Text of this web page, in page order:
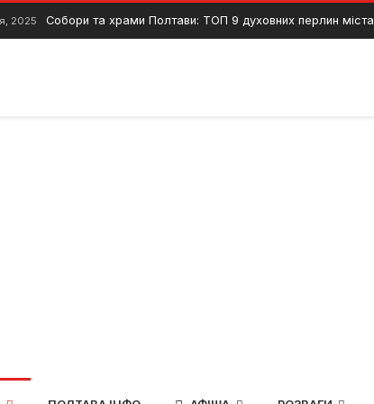
2025 Собори та храми Полтави: ТОП 9 духовних перлин міста